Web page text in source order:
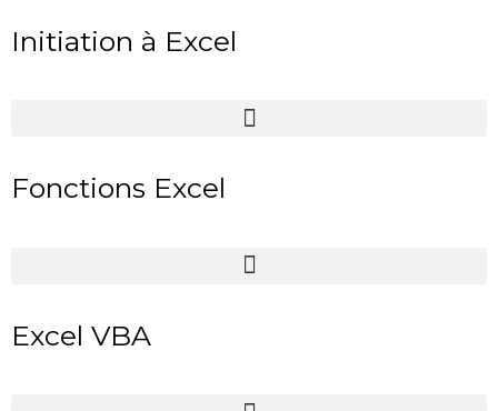
Initiation à Excel
Fonctions Excel
Excel VBA